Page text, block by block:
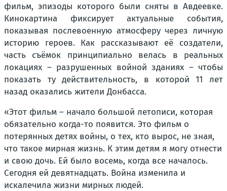
фильм, эпизоды которого были сняты в Авдеевке.
Кинокартина фиксирует актуальные события,
показывая послевоенную атмосферу через личную
историю героев. Как рассказывают её создатели,
часть съёмок принципиально велась в реальных
локациях – разрушенных войной зданиях – чтобы
показать ту действительность, в которой 11 лет
назад оказались жители Донбасса.
«Этот фильм – начало большой летописи, которая
обязательно когда-то появится. Это фильм о
потерянных детях войны, о тех, кто вырос, не зная,
что такое мирная жизнь. К этим детям я могу отнести
и свою дочь. Ей было восемь, когда все началось.
Сегодня ей девятнадцать. Война изменила и
искалечила жизни мирных людей.